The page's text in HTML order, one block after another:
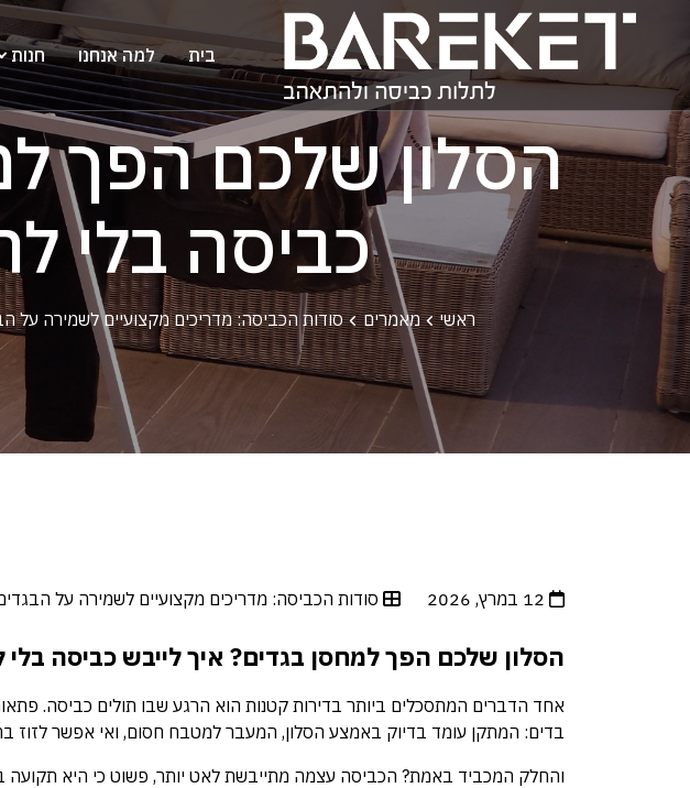
בית למה אנחנו חנות
הסלון שלכם הפך
כביסה בלי
ראשי מאמרים סודות הכביסה: מדריכים מקצועיים לשמירה על
12 במרץ, 2026 סודות הכביסה: מדריכים מקצועיים לשמירה על
הסלון שלכם הפך למחסן בגדים? איך לייבש כביסה
אחד הדברים המתסכלים ביותר בדירות קטנות הוא הרגע שבו תולים כביסה.
בדים: המתקן עומד בדיוק באמצע הסלון, המעבר למטבח חסום, ואי אפשר לזוז
והחלק המכביד באמת? הכביסה עצמה מתייבשת לאט יותר, פשוט כי היא תקועה